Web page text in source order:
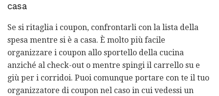
casa
Se si ritaglia i coupon, confrontarli con la lista della
spesa mentre si è a casa. È molto più facile
organizzare i coupon allo sportello della cucina
anziché al check-out o mentre spingi il carrello su e
giù per i corridoi. Puoi comunque portare con te il tuo
organizzatore di coupon nel caso in cui vedessi un